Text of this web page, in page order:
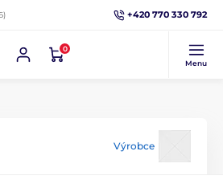
+420 770 330 792
0
Menu
Výrobce